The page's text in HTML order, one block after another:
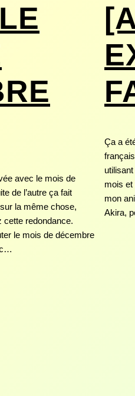
avec le mois de
de l’autre ça fait
la même chose,
cette redondance.
le mois de décembre
Ça a
mois et
mon
Akira,